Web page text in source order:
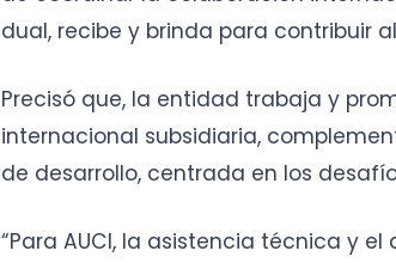
dual, recibe y brinda para contribuir
Precisó que, la entidad trabaja y
internacional subsidiaria,
de desarrollo, centrada en los
“Para AUCI, la asistencia técnica y